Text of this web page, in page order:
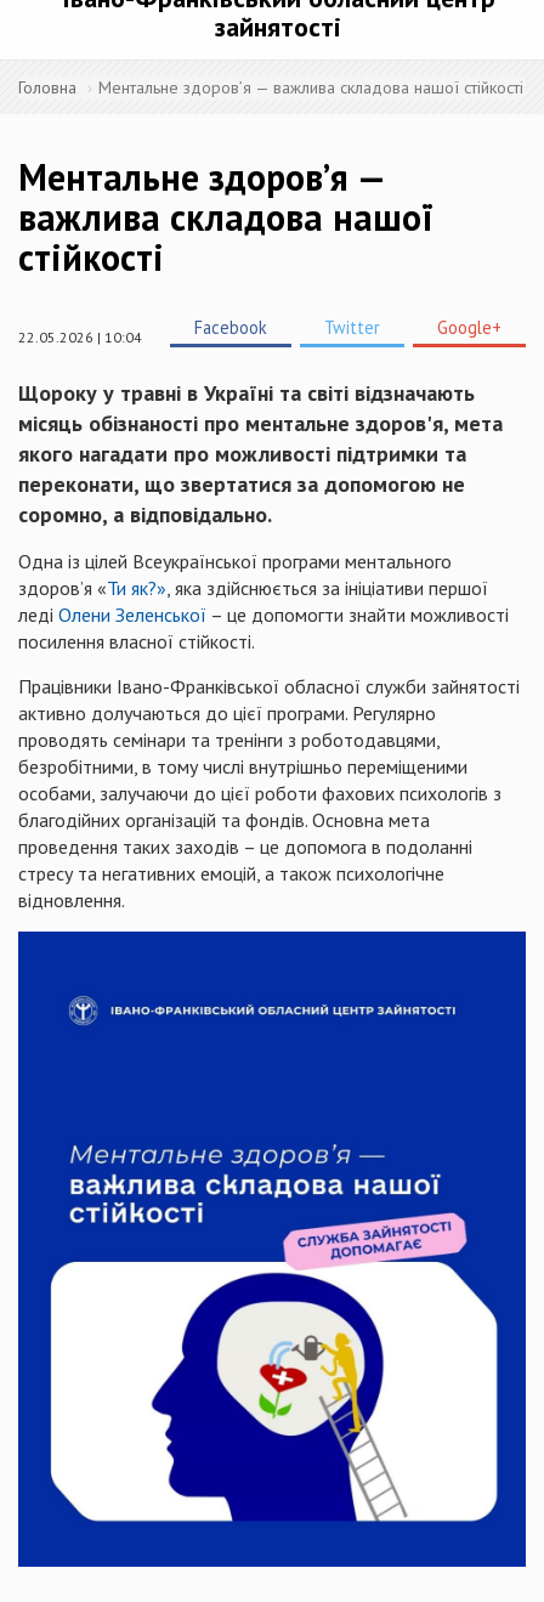
зайнятості
Головна Ментальне здоров’я — важлива складова нашої стійкості
Ментальне здоров’я —
важлива складова нашої
стійкості
22.05.2026 | 10:04 Facebook Twitter Google+
Щороку у травні в Україні та світі відзначають
місяць обізнаності про ментальне здоров'я, мета
якого нагадати про можливості підтримки та
переконати, що звертатися за допомогою не
соромно, а відповідально.
Одна із цілей Всеукраїнської програми ментального
здоров’я «Ти як?», яка здійснюється за ініціативи першої
леді Олени Зеленської – це допомогти знайти можливості
посилення власної стійкості.
Працівники Івано-Франківської обласної служби зайнятості
активно долучаються до цієї програми. Регулярно
проводять семінари та тренінги з роботодавцями,
безробітними, в тому числі внутрішньо переміщеними
особами, залучаючи до цієї роботи фахових психологів з
благодійних організацій та фондів. Основна мета
проведення таких заходів – це допомога в подоланні
стресу та негативних емоцій, а також психологічне
відновлення.